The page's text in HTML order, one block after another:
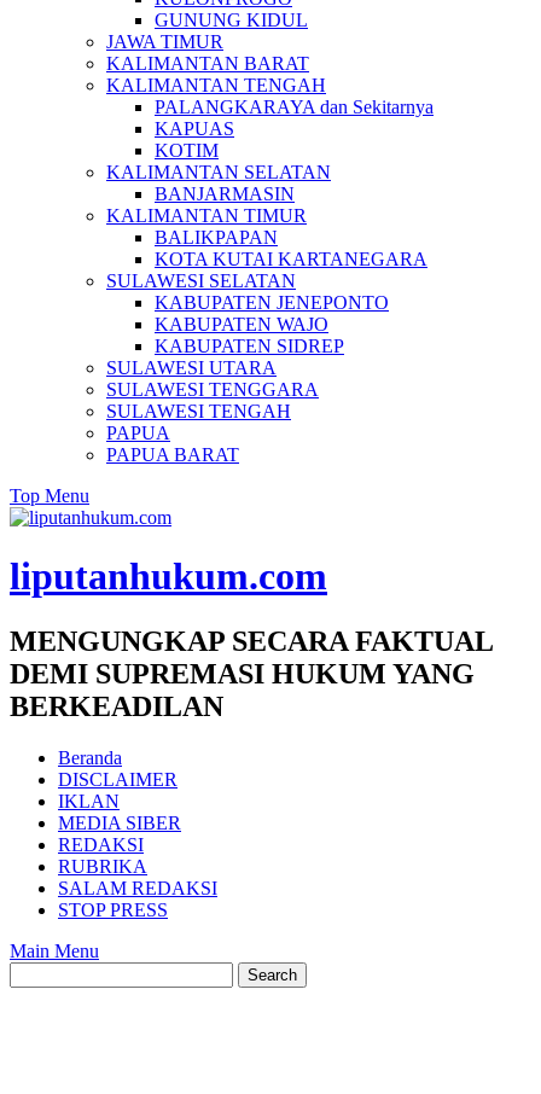
GUNUNG KIDUL
JAWA TIMUR
KALIMANTAN BARAT
KALIMANTAN TENGAH
PALANGKARAYA dan Sekitarnya
KAPUAS
KOTIM
KALIMANTAN SELATAN
BANJARMASIN
KALIMANTAN TIMUR
BALIKPAPAN
KOTA KUTAI KARTANEGARA
SULAWESI SELATAN
KABUPATEN JENEPONTO
KABUPATEN WAJO
KABUPATEN SIDREP
SULAWESI UTARA
SULAWESI TENGGARA
SULAWESI TENGAH
PAPUA
PAPUA BARAT
Top Menu
liputanhukum.com
MENGUNGKAP SECARA FAKTUAL
DEMI SUPREMASI HUKUM YANG
BERKEADILAN
Beranda
DISCLAIMER
IKLAN
MEDIA SIBER
REDAKSI
RUBRIKA
SALAM REDAKSI
STOP PRESS
Main Menu